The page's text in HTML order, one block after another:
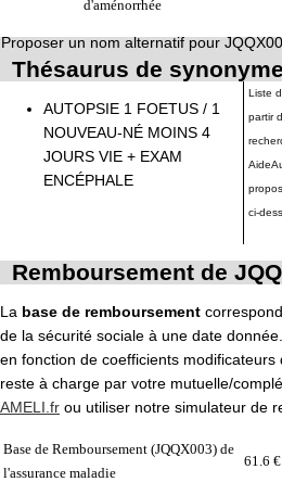
d'aménorrhée
Proposer un nom alternatif pour
Thésaurus de
AUTOPSIE 1 FOETUS / 1
NOUVEAU-NÉ MOINS 4
JOURS VIE + EXAM
ENCÉPHALE
Liste
partir
ci-
Remboursement de
La base de remboursement
de la sécurité sociale à une date
en fonction de coefficients modificateurs
reste à charge par votre mutuelle/
AMELI.fr ou utiliser notre simulateur de
Base de Remboursement (JQQX003) de
l'assurance maladie
61.6 €